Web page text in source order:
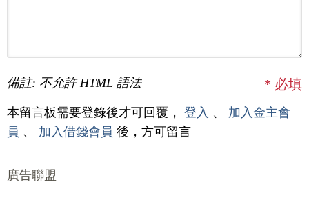
備註: 不允許 HTML 語法 * 必填
本留言板需要登錄後才可回覆， 登入 、 加入金主會
員 、 加入借錢會員 後，方可留言
廣告聯盟